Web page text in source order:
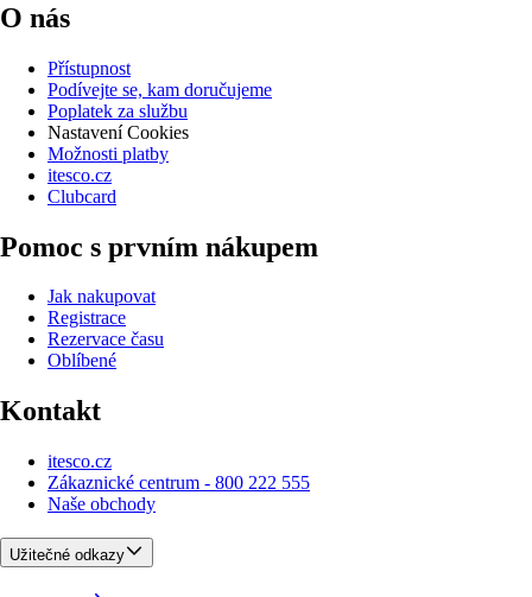
O nás
Přístupnost
Podívejte se, kam doručujeme
Poplatek za službu
Nastavení Cookies
Možnosti platby
itesco.cz
Clubcard
Pomoc s prvním nákupem
Jak nakupovat
Registrace
Rezervace času
Oblíbené
Kontakt
itesco.cz
Zákaznické centrum - 800 222 555
Naše obchody
Užitečné odkazy